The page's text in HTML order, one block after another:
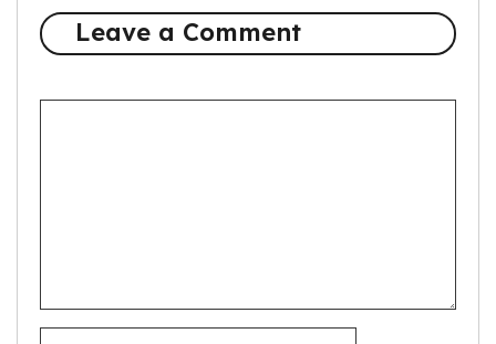
Leave a Comment